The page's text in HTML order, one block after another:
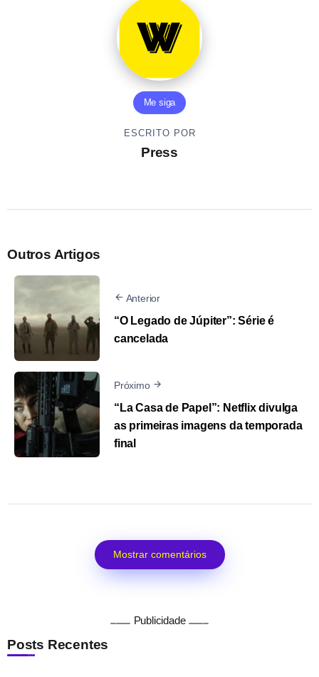
Me siga
ESCRITO POR
Press
Outros Artigos
Anterior
“O Legado de Júpiter”: Série é
cancelada
Próximo
“La Casa de Papel”: Netflix divulga
as primeiras imagens da temporada
final
Mostrar comentários
Publicidade
Posts Recentes